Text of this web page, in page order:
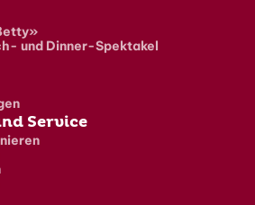
und Dinner-Spektakel
Service